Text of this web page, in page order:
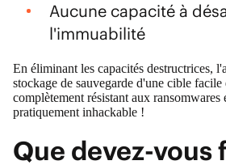
Aucune capacité à
l'immuabilité
En éliminant les capacités destructrices,
stockage de sauvegarde d'une cible facile
complètement résistant aux ransomwares
pratiquement inhackable !
Que devez-vous